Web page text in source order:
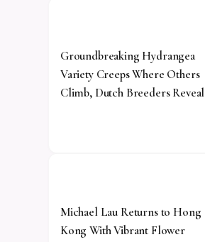
Groundbreaking Hydrangea
Variety Creeps Where Others
Climb, Dutch Breeders Reveal
Michael Lau Returns to Hong
Kong With Vibrant Flower